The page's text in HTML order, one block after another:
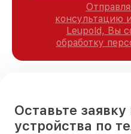
консультацию
Leupold, Вы
обработку
Оставьте
устройства по